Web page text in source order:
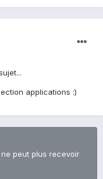
applications :)
peut plus recevoir